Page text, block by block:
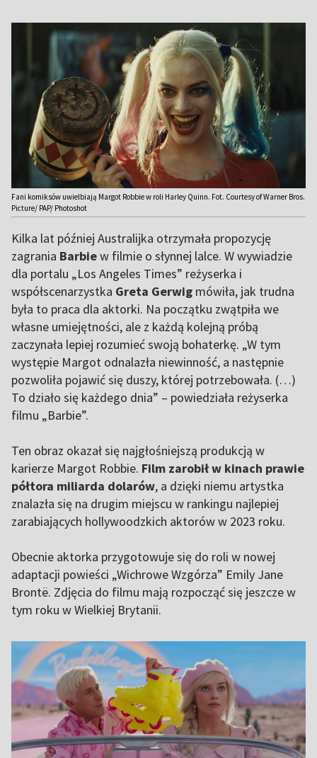
Fani komiksów uwielbiają Margot Robbie w roli Harley Quinn. Fot. Courtesy of Warner Bros.
Picture/ PAP/ Photoshot
Kilka lat później Australijka otrzymała propozycję
zagrania Barbiew filmie o słynnej lalce. W wywiadzie
dla portalu „Los Angeles Times” reżyserka i
współscenarzystka Greta Gerwig mówiła, jak trudna
była to praca dla aktorki. Na początku zwątpiła we
własne umiejętności, ale z każdą kolejną próbą
zaczynała lepiej rozumieć swoją bohaterkę. „W tym
występie Margot odnalazła niewinność, a następnie
pozwoliła pojawić się duszy, której potrzebowała. (…)
To działo się każdego dnia” – powiedziała reżyserka
filmu „Barbie”.
Ten obraz okazał się najgłośniejszą produkcją w
karierze Margot Robbie. Film zarobił w kinach prawie
półtora miliarda dolarów, a dzięki niemu artystka
znalazła się na drugim miejscu w rankingu najlepiej
zarabiających hollywoodzkich aktorów w 2023 roku.
Obecnie aktorka przygotowuje się do roli w nowej
adaptacji powieści „Wichrowe Wzgórza” Emily Jane
Brontë. Zdjęcia do filmu mają rozpocząć się jeszcze w
tym roku w Wielkiej Brytanii.